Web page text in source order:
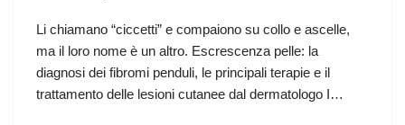
Li chiamano “ciccetti” e compaiono su collo e ascelle,
ma il loro nome è un altro. Escrescenza pelle: la
diagnosi dei fibromi penduli, le principali terapie e il
trattamento delle lesioni cutanee dal dermatologo I…